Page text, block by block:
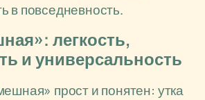
в повседневность.
легкость,
и универсальность
прост и понятен: утка